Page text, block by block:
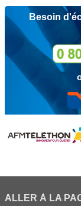
Besoin
ALLER À LA